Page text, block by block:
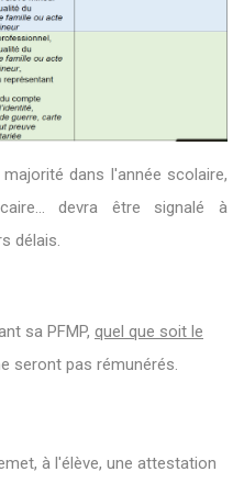
dans l'année scolaire,
devra être signalé à
délais.
sa PFMP, quel que soit le
seront pas rémunérés.
à l'élève, une attestation